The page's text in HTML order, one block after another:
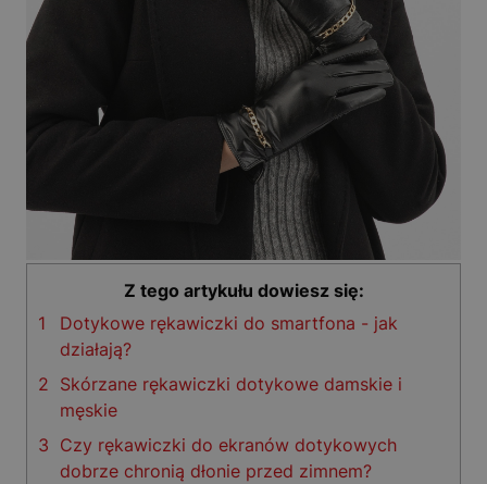
Z tego artykułu dowiesz się:
1
Dotykowe rękawiczki do smartfona - jak
działają?
2 Skórzane rękawiczki dotykowe damskie i
męskie
3 Czy rękawiczki do ekranów dotykowych
dobrze chronią dłonie przed zimnem?